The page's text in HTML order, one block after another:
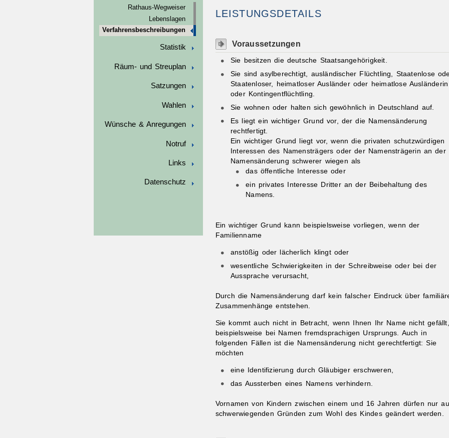
Rathaus-Wegweiser
Lebenslagen
Verfahrensbeschreibungen
Statistik
Räum- und Streuplan
Satzungen
Wahlen
Wünsche & Anregungen
Notruf
Links
Datenschutz
LEISTUNGSDETAILS
Voraussetzungen
Sie besitzen die deutsche Staatsangehörigkeit.
Sie sind asylberechtigt, ausländischer Flüchtling, Staatenlose
Staatenloser, heimatloser Ausländer oder heimatlose Ausländerin
oder Kontingentflüchtling.
Sie wohnen oder halten sich gewöhnlich in Deutschland auf.
Es liegt ein wichtiger Grund vor, der die Namensänderung
rechtfertigt.
Ein wichtiger Grund liegt vor, wenn die privaten schutzwürdigen
Interessen des Namensträgers oder der Namensträgerin an der
Namensänderung schwerer wiegen als
das öffentliche Interesse oder
ein privates Interesse Dritter an der Beibehaltung des
Namens.
Ein wichtiger Grund kann beispielsweise vorliegen, wenn der
Familienname
anstößig oder lächerlich klingt oder
wesentliche Schwierigkeiten in der Schreibweise oder bei der
Aussprache verursacht,
Durch die Namensänderung darf kein falscher Eindruck über
Zusammenhänge entstehen.
Sie kommt auch nicht in Betracht, wenn Ihnen Ihr Name nicht gefällt,
beispielsweise bei Namen fremdsprachigen Ursprungs. Auch in
folgenden Fällen ist die Namensänderung nicht gerechtfertigt: Sie
möchten
eine Identifizierung durch Gläubiger erschweren,
das Aussterben eines Namens verhindern.
Vornamen von Kindern zwischen einem und 16 Jahren dürfen nur
schwerwiegenden Gründen zum Wohl des Kindes geändert werden.